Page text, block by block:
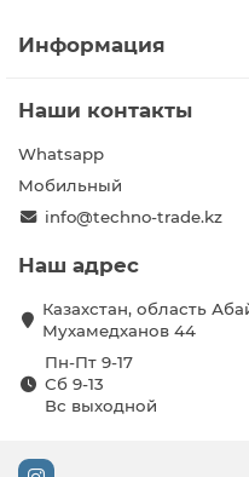
Информация
Наши контакты
Whatsapp
Мобильный
info@techno-trade.kz
Наш адрес
Казахстан, область
Мухамедханов 44
Пн-Пт 9-17
Сб 9-13
Вс выходной